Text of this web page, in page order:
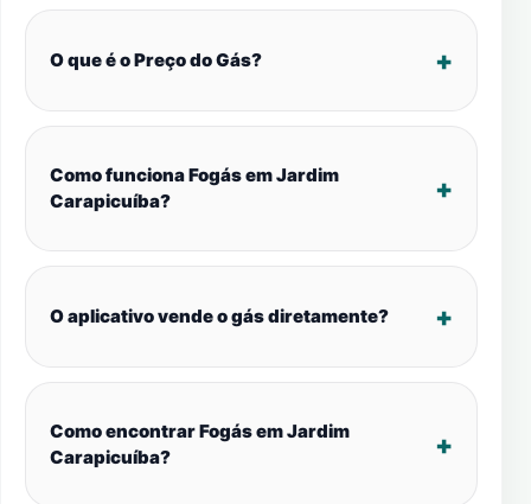
O que é o Preço do Gás?
Como funciona Fogás em Jardim
Carapicuíba?
O aplicativo vende o gás diretamente?
Como encontrar Fogás em Jardim
Carapicuíba?